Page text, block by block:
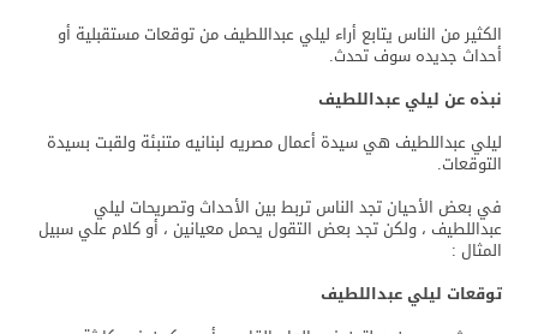
الكثير من الناس يتابع أراء ليلي عبداللطيف من توقعات مستقبلية أو
أحداث جديده سوف تحدث.
نبذه عن ليلي عبداللطيف
ليلي عبداللطيف هي سيدة أعمال مصريه لبنانيه متنبئة ولقبت بسيدة
التوقعات.
في بعض الأحيان تجد الناس تربط بين الأحداث وتصريحات ليلي
عبداللطيف ، ولكن تجد بعض التقول يحمل معيانين ، أو كلام علي سبيل
المثال :
توقعات ليلي عبداللطيف